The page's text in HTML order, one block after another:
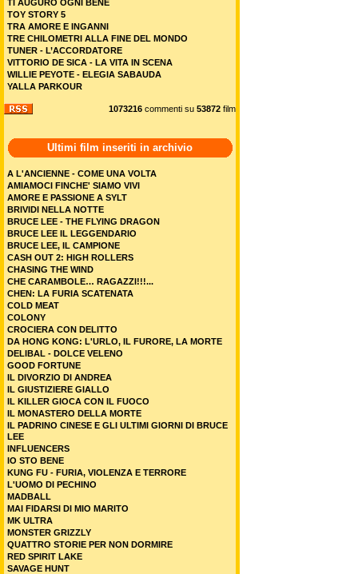
TI AUGURO OGNI BENE
TOY STORY 5
TRA AMORE E INGANNI
TRE CHILOMETRI ALLA FINE DEL MONDO
TUNER - L’ACCORDATORE
VITTORIO DE SICA - LA VITA IN SCENA
WILLIE PEYOTE - ELEGIA SABAUDA
YALLA PARKOUR
1073216 commenti su 53872 film
Ultimi film inseriti in archivio
A L'ANCIENNE - COME UNA VOLTA
AMIAMOCI FINCHE' SIAMO VIVI
AMORE E PASSIONE A SYLT
BRIVIDI NELLA NOTTE
BRUCE LEE - THE FLYING DRAGON
BRUCE LEE IL LEGGENDARIO
BRUCE LEE, IL CAMPIONE
CASH OUT 2: HIGH ROLLERS
CHASING THE WIND
CHE CARAMBOLE… RAGAZZI!!!...
CHEN: LA FURIA SCATENATA
COLD MEAT
COLONY
CROCIERA CON DELITTO
DA HONG KONG: L'URLO, IL FURORE, LA MORTE
DELIBAL - DOLCE VELENO
GOOD FORTUNE
IL DIVORZIO DI ANDREA
IL GIUSTIZIERE GIALLO
IL KILLER GIOCA CON IL FUOCO
IL MONASTERO DELLA MORTE
IL PADRINO CINESE E GLI ULTIMI GIORNI DI BRUCE
LEE
INFLUENCERS
IO STO BENE
KUNG FU - FURIA, VIOLENZA E TERRORE
L'UOMO DI PECHINO
MADBALL
MAI FIDARSI DI MIO MARITO
MK ULTRA
MONSTER GRIZZLY
QUATTRO STORIE PER NON DORMIRE
RED SPIRIT LAKE
SAVAGE HUNT